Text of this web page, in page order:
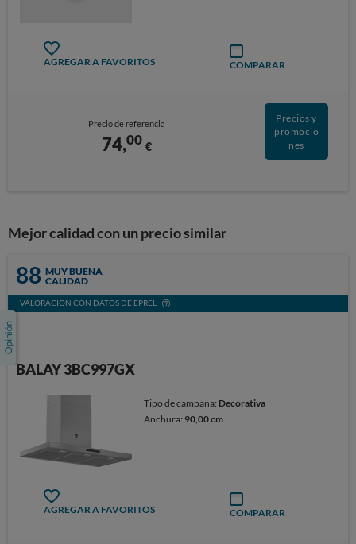
AGREGAR A FAVORITOS COMPARAR
Precio de referencia
74,00 €
Precios y
promocio
nes
Mejor calidad con un precio similar
88 MUY BUENA
CALIDAD
VALORACIÓN CON DATOS DE EPREL
BALAY 3BC997GX
Tipo de campana: Decorativa
Anchura: 90,00 cm
AGREGAR A FAVORITOS COMPARAR